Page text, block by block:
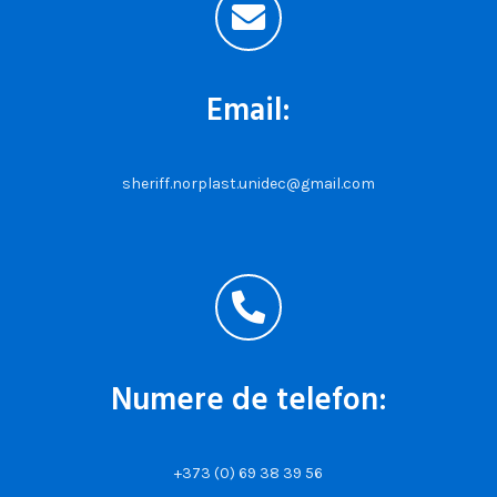
Email:
sheriff.norplast.unidec@gmail.com
Numere de telefon:
+373 (0) 69 38 39 56